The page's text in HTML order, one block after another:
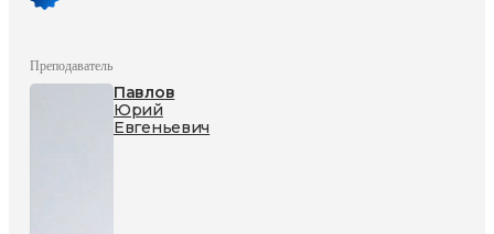
Преподаватель
Павлов
Юрий
Евгеньевич